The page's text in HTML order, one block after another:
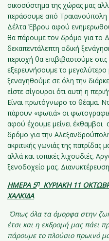
οικοσύστημα της χώρας μας
περάσουμε από Τραιανούπολη
Δέλτα Έβρου αφού
θα πάρουμε τον δρόμο για το
δεκαπεντάλεπτη οδική
περιοχή θα επιβιβαστούμε
εξερευνήσουμε το
ξεναγηθούμε σε όλη την
είστε σίγουροι ότι αυτή η
Είναι πρωτόγνωρο το θέαμα.
πάρουν «φωτιά» οι
αφού έχουμε μείνει έκθαμβοι
δρόμο για την
ακριτικής γωνιάς της πατρίδας
αλλά και τοπικές λιχουδιές.
ξενοδοχείο μας.
ΗΜΕΡΑ 5ηΚΥΡΙΑΚΗ 11
ΧΑΛΚΙΔΑ
Όπως όλα τα όμορφα στην
έτσι και η εκδρομή μας πάει
πάρουμε το πλούσιο πρωινό